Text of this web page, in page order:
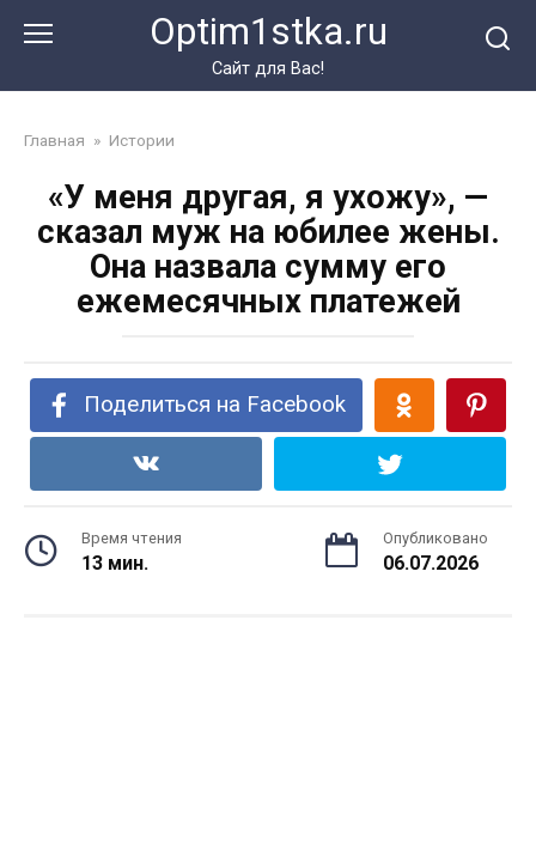
Optim1stka.ru
Сайт для Вас!
Главная » Истории
«У меня другая, я ухожу», —
сказал муж на юбилее жены.
Она назвала сумму его
ежемесячных платежей
Поделиться на Facebook
Время чтения
13 мин.
Опубликовано
06.07.2026